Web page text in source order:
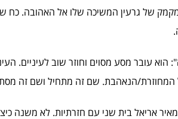
של גרעין המשיכה שלו אל האהובה. כח
הוא עובר מסע מסוים וחוזר שוב לעיניים.
הנאהבת. שם זה מתחיל ושם זה
אריאל בית שני עם חזרתיות. לא משנה